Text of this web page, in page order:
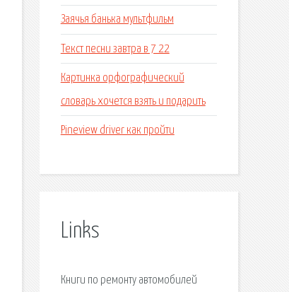
Заячья банька мультфильм
Текст песни завтра в 7 22
Картинка орфографический
словарь хочется взять и подарить
Pineview driver как пройти
Links
Книги по ремонту автомобилей